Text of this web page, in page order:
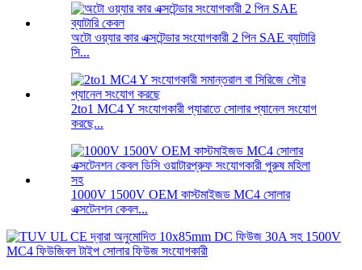
অটো ওয়্যার কার এক্সটেন্ডার সংযোগকারী 2 পিন SAE ব্যাটারি
সি...
2to1 MC4 Y সংযোগকারী প্যারাতে সোলার প্যানেল সংযোগ
করছে...
1000V 1500V OEM কাস্টমাইজড MC4 সোলার
এক্সটেনশন কেবল...